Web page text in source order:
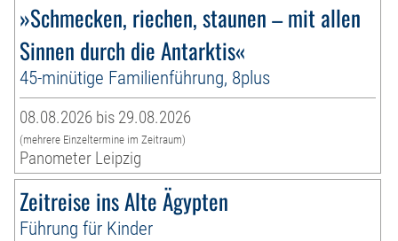
»Schmecken, riechen, staunen – mit allen
Sinnen durch die Antarktis«
45-minütige Familienführung, 8plus
08.08.2026 bis 29.08.2026
(mehrere Einzeltermine im Zeitraum)
Panometer Leipzig
Zeitreise ins Alte Ägypten
Führung für Kinder